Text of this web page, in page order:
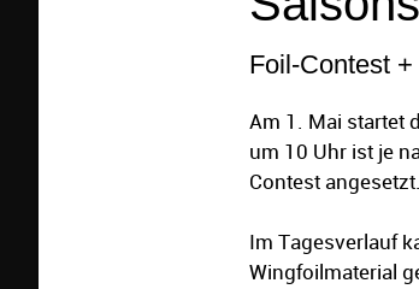
Foil-Contest
Am 1. Mai startet
um 10 Uhr ist je
Contest angesetzt.
Im Tagesverlauf
Wingfoilmaterial